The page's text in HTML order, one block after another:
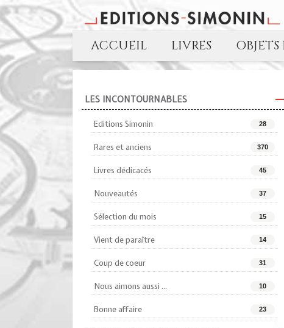
ACCUEIL LIVRES
LES INCONTOURNABLES
Editions Simonin 28
Rares et anciens 370
Livres dédicacés 45
Nouveautés 37
Sélection du mois 15
Vient de paraître 14
Coup de coeur 31
Nous aimons aussi ... 10
Bonne affaire 23